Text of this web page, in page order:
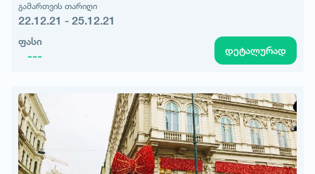
გამართვის თარიღი
22.12.21 - 25.12.21
ფასი
--- დეტალურად